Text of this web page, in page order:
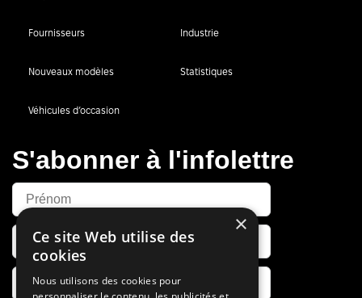
Fournisseurs Industrie
Nouveaux modèles Statistiques
Véhicules d’occasion
S'abonner à l'infolettre
×
Ce site Web utilise des
cookies
Nous utilisons des cookies pour